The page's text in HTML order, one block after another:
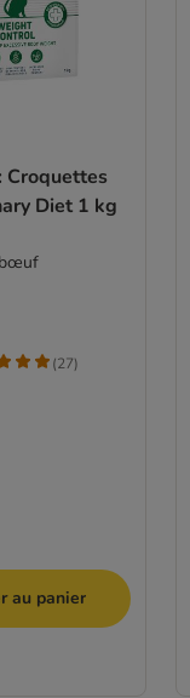
Croquettes
Diet 1 kg
(27)
au panier